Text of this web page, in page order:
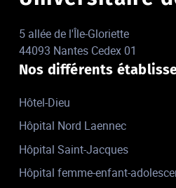
5 allée de l'Île-Gloriette
44093 Nantes Cedex 01
Nos différents
Hôtel-Dieu
Hôpital Nord Laennec
Hôpital Saint-Jacques
Hôpital femme-enfant-